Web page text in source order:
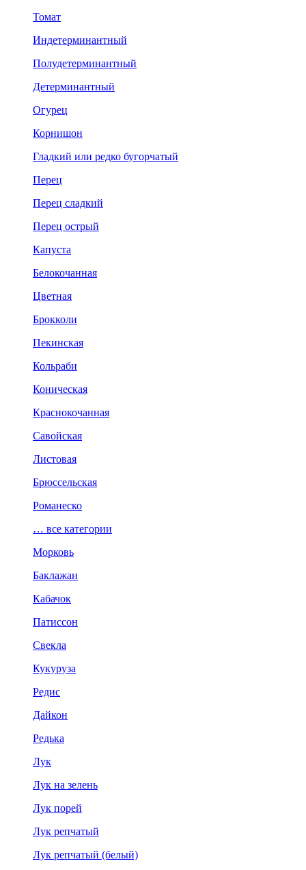
Томат
Индетерминантный
Полудетерминантный
Детерминантный
Огурец
Корнишон
Гладкий или редко бугорчатый
Перец
Перец сладкий
Перец острый
Капуста
Белокочанная
Цветная
Брокколи
Пекинская
Кольраби
Коническая
Краснокочанная
Савойская
Листовая
Брюссельская
Романеско
… все категории
Морковь
Баклажан
Кабачок
Патиссон
Свекла
Кукуруза
Редис
Дайкон
Редька
Лук
Лук на зелень
Лук порей
Лук репчатый
Лук репчатый (белый)